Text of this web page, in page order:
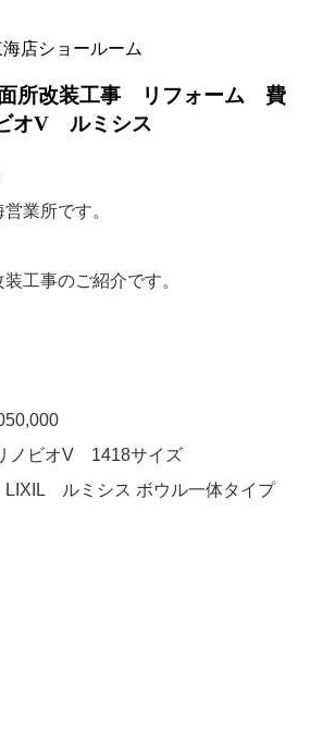
店ショールーム
所改装工事 リフォーム 費
V ルミシス
業所です。
工事のご紹介です。
ビオV 1418サイズ
ルミシス ボウル一体タイプ